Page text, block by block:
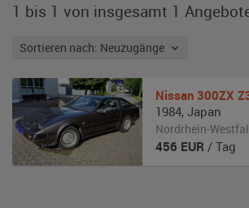
1 bis 1 von insgesamt 1
Sortieren nach: Neuzugänge
Nissan 300ZX
1984, Japan
Nordrhein-
456 EUR / Tag